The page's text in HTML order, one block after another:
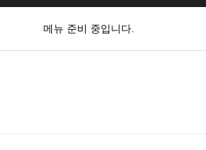
메뉴 준비 중입니다.